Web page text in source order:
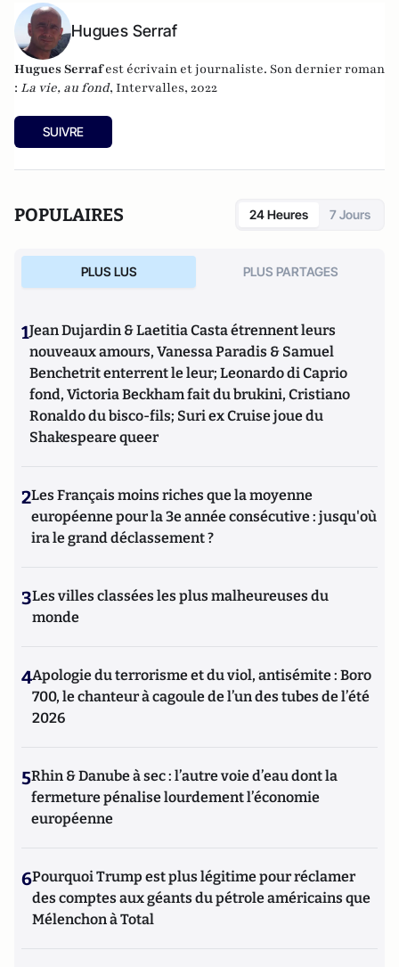
Hugues Serraf
Hugues Serrafest écrivain et journaliste. Son dernier roman
: La vie, au fond, Intervalles, 2022
SUIVRE
POPULAIRES 24 Heures 7 Jours
PLUS LUS PLUS PARTAGES
1Jean Dujardin & Laetitia Casta étrennent leurs
nouveaux amours, Vanessa Paradis & Samuel
Benchetrit enterrent le leur; Leonardo di Caprio
fond, Victoria Beckham fait du brukini, Cristiano
Ronaldo du bisco-fils; Suri ex Cruise joue du
Shakespeare queer
2Les Français moins riches que la moyenne
européenne pour la 3e année consécutive : jusqu'où
ira le grand déclassement ?
3Les villes classées les plus malheureuses du
monde
4Apologie du terrorisme et du viol, antisémite : Boro
700, le chanteur à cagoule de l’un des tubes de l’été
2026
5Rhin & Danube à sec : l’autre voie d’eau dont la
fermeture pénalise lourdement l’économie
européenne
6Pourquoi Trump est plus légitime pour réclamer
des comptes aux géants du pétrole américains que
Mélenchon à Total